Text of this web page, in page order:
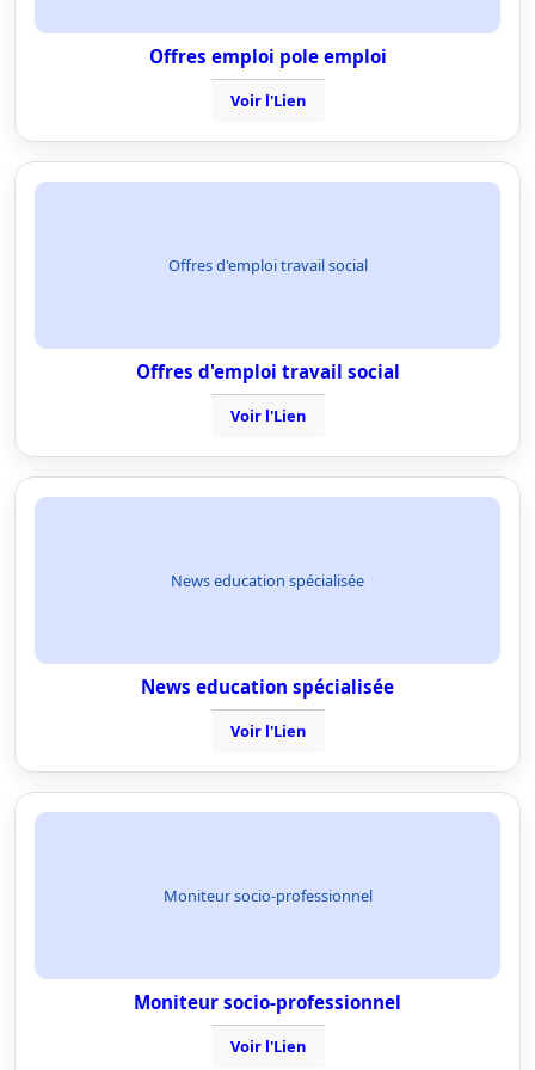
Offres emploi pole emploi
Voir l'Lien
Offres d'emploi travail social
Offres d'emploi travail social
Voir l'Lien
News education spécialisée
News education spécialisée
Voir l'Lien
Moniteur socio-professionnel
Moniteur socio-professionnel
Voir l'Lien